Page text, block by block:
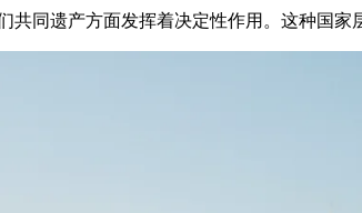
共同遗产方面发挥着决定性作用。这种国家